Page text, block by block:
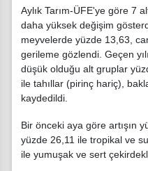
Aylık Tarım-ÜFE'ye göre 7
daha yüksek değişim
meyvelerde yüzde 13,63,
gerileme gözlendi. Geçen
düşük olduğu alt gruplar
ile tahıllar (pirinç hariç),
kaydedildi.
Bir önceki aya göre artışın
yüzde 26,11 ile tropikal ve
ile yumuşak ve sert